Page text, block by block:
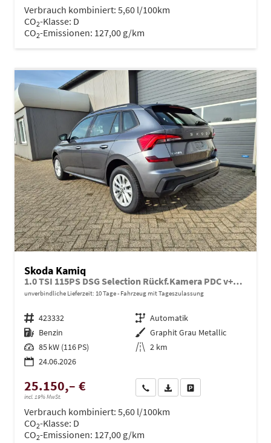
Verbrauch kombiniert: 5,60 l/100km
CO2-Klasse: D
CO2-Emissionen: 127,00 g/km
Skoda Kamiq
1.0 TSI 115PS DSG Selection Rückf.Kamera PDC v+h Sitzheizung Klimaautomatik Skoda-Radio Apple CarPlay + Android Auto Tempomat Garantieverlängerung 16"LM
unverbindliche Lieferzeit: 10 Tage Fahrzeug mit Tageszulassung
Fahrzeugnr. 423332 Getriebe Automatik
Kraftstoff Benzin Außenfarbe Graphit Grau Metallic
Leistung 85 kW (116 PS) Kilometerstand 2 km
24.06.2026
25.150,– €
incl. 19% MwSt.
Wir rufen Sie anPDF-Datei, Fahrzeugexposé
Verbrauch kombiniert: 5,60 l/100km
CO2-Klasse: D
CO2-Emissionen: 127,00 g/km